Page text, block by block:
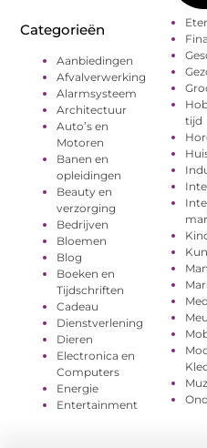
Categorieën
Aanbiedingen
Afvalverwerking
Alarmsysteem
Architectuur
Auto’s en
Motoren
Banen en
opleidingen
Beauty en
verzorging
Bedrijven
Bloemen
Blog
Boeken en
Tijdschriften
Cadeau
Dienstverlening
Dieren
Electronica en
Computers
Energie
Entertainment
tijd